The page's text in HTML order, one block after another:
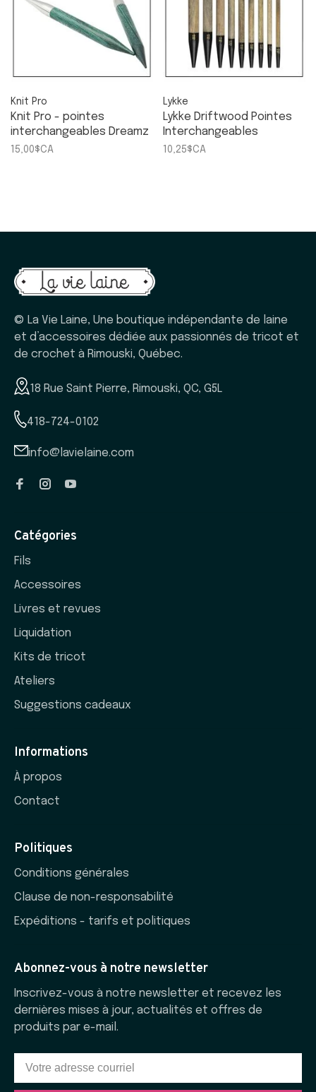
Knit Pro
Knit Pro - pointes
interchangeables Dreamz
15,00$CA
Lykke
Lykke Driftwood Pointes
Interchangeables
10,25$CA
© La Vie Laine, Une boutique indépendante de laine
et d’accessoires dédiée aux passionnés de tricot et
de crochet à Rimouski, Québec.
18 Rue Saint Pierre, Rimouski, QC, G5L
418-724-0102
info@lavielaine.com
Catégories
Fils
Accessoires
Livres et revues
Liquidation
Kits de tricot
Ateliers
Suggestions cadeaux
Informations
À propos
Contact
Politiques
Conditions générales
Clause de non-responsabilité
Expéditions - tarifs et politiques
Abonnez-vous à notre newsletter
Inscrivez-vous à notre newsletter et recevez les
dernières mises à jour, actualités et offres de
produits par e-mail.